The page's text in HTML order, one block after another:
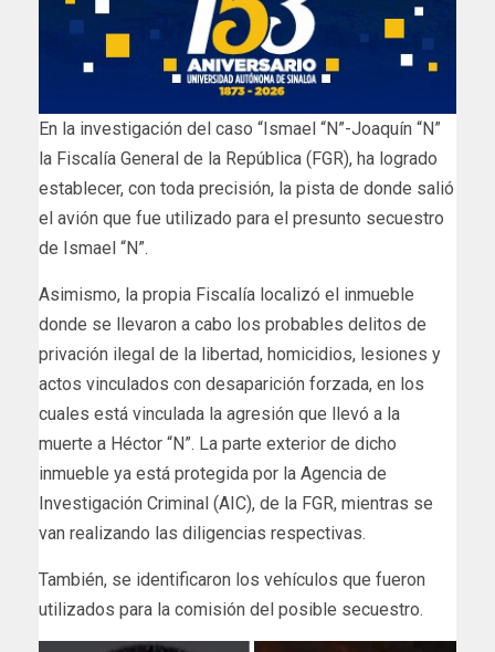
En la investigación del caso “Ismael “N”-Joaquín “N”
la Fiscalía General de la República (FGR), ha logrado
establecer, con toda precisión, la pista de donde salió
el avión que fue utilizado para el presunto secuestro
de Ismael “N”.
Asimismo, la propia Fiscalía localizó el inmueble
donde se llevaron a cabo los probables delitos de
privación ilegal de la libertad, homicidios, lesiones y
actos vinculados con desaparición forzada, en los
cuales está vinculada la agresión que llevó a la
muerte a Héctor “N”. La parte exterior de dicho
inmueble ya está protegida por la Agencia de
Investigación Criminal (AIC), de la FGR, mientras se
van realizando las diligencias respectivas.
También, se identificaron los vehículos que fueron
utilizados para la comisión del posible secuestro.